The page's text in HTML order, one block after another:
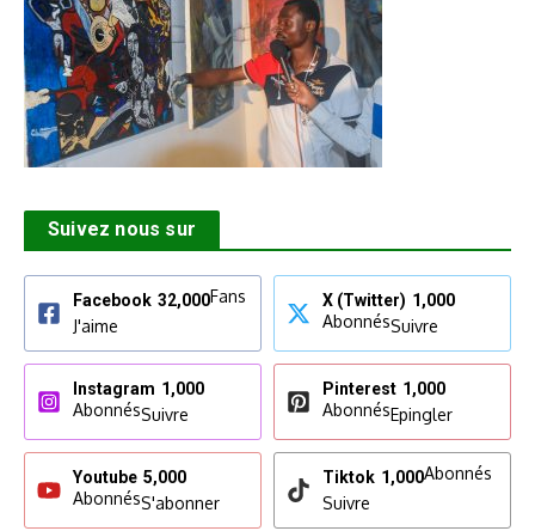
Suivez nous sur
Facebook 32,000Fans
J'aime
X (Twitter) 1,000
AbonnésSuivre
Instagram 1,000
AbonnésSuivre
Pinterest 1,000
AbonnésEpingler
Youtube 5,000
AbonnésS'abonner
Tiktok 1,000Abonnés
Suivre